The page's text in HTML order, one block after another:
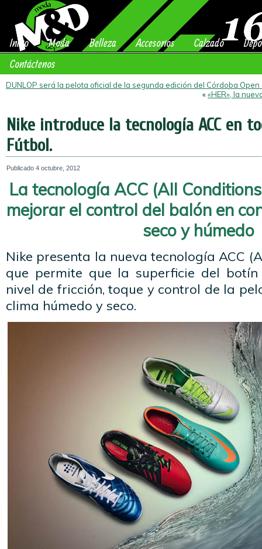
Inicio Moda Belleza Accesorios Calzado
Contáctenos
DUNLOP será la pelota oficial de la segunda edición del Córdoba Open
««HER», la
Nike introduce la tecnología ACC en
Fútbol.
Publicado 4 octubre, 2012
La tecnología ACC (All
mejorar el control del balón en
seco y húmedo
Nike presenta la nueva tecnología ACC
que permite que la superficie del
nivel de fricción, toque y control de la
clima húmedo y seco.